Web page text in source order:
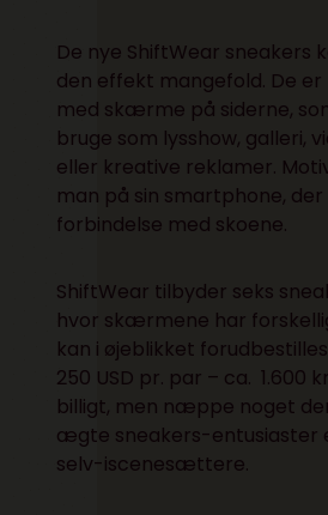
De nye ShiftWear sneakers
den effekt mangefold. De
med skærme på siderne,
bruge som lysshow, galleri,
eller kreative reklamer.
man på sin smartphone,
forbindelse med skoene.
ShiftWear tilbyder seks
hvor skærmene har
kan i øjeblikket
250 USD pr. par – ca. 1.600
billigt, men næppe noget
ægte sneakers-entusiaster
selv-iscenesættere.